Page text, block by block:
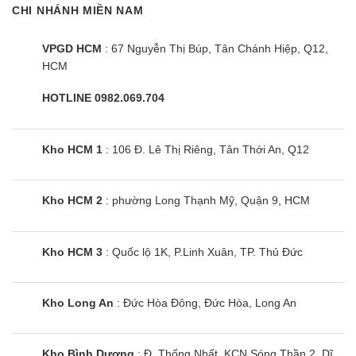
Chức năng ngày nghỉ Holiday: Chức năng này cực
công tác dài ngày. Số ít thực phẩm còn lại trong tủ
vẫn được bảo quản tốt để không bị ôi thiu nhưng
Cùng Chủ Đề:
CHI NHÁNH MIỀN NAM
VPGD HCM : 67 Nguyễn Thị Búp, Tân Chánh Hiệp, Q12,
HCM
HOTLINE 0982.069.704
Kho HCM 1 : 106 Đ. Lê Thị Riêng, Tân Thới An, Q12
Kho HCM 2 : phường Long Thạnh Mỹ, Quận 9, HCM
Kho HCM 3 : Quốc lộ 1K, P.Linh Xuân, TP. Thủ Đức
Kho Long An : Đức Hòa Đông, Đức Hòa, Long An